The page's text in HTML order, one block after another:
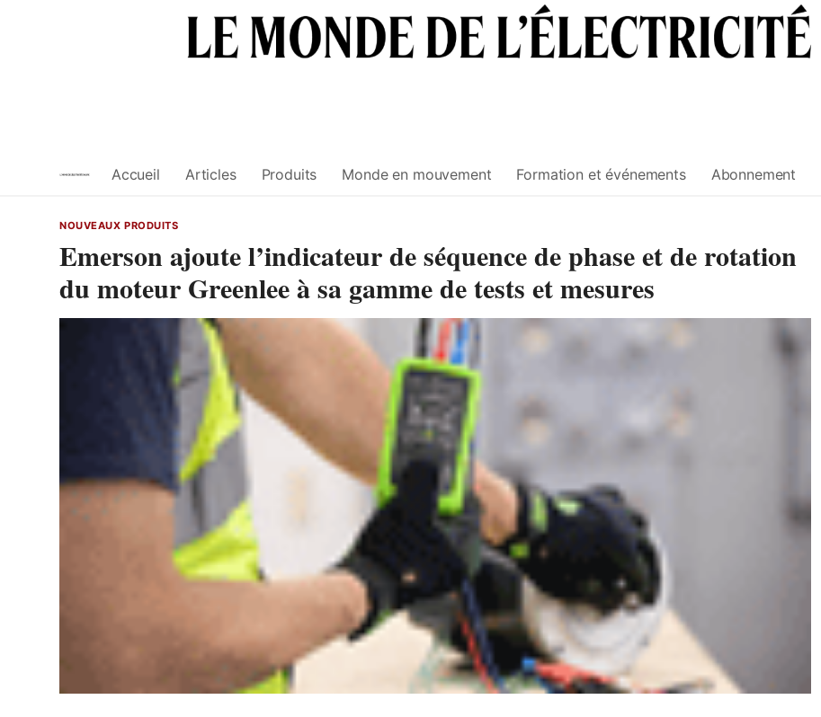
Accueil Articles Produits Monde en mouvement Formation et événements Abonnement
NOUVEAUX PRODUITS
Emerson ajoute l’indicateur de séquence de phase et de rotation
du moteur Greenlee à sa gamme de tests et mesures